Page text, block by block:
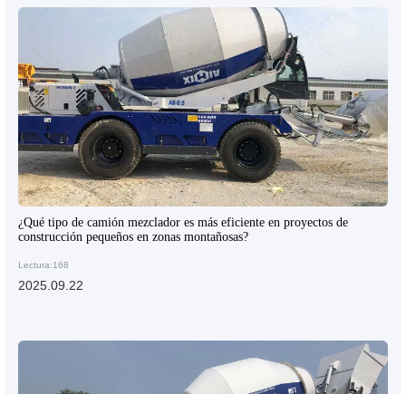
¿Qué tipo de camión mezclador es más eficiente en proyectos de
construcción pequeños en zonas montañosas?
Lectura:168
2025.09.22